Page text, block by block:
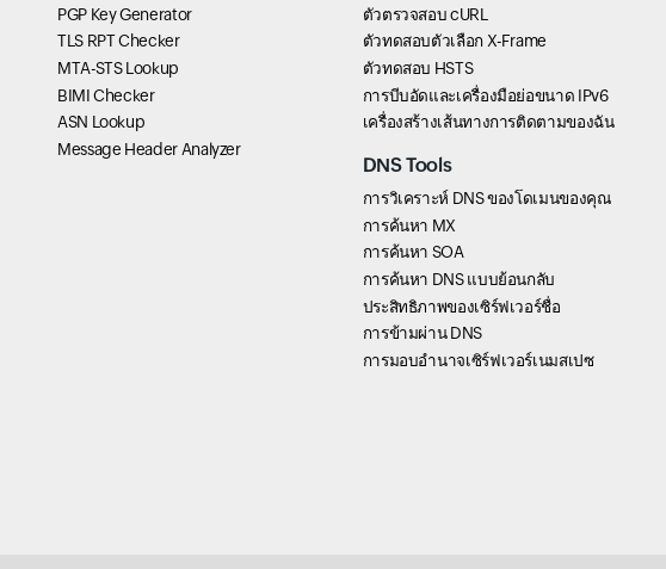
PGP Key Generator
TLS RPT Checker
MTA-STS Lookup
BIMI Checker
ASN Lookup
Message Header Analyzer
ตัวตรวจสอบ cURL
ตัวทดสอบตัวเลือก X-Frame
ตัวทดสอบ HSTS
การบีบอัดและเครื่องมือย่อขนาด IPv6
เครื่องสร้างเส้นทางการติดตามของฉัน
DNS Tools
การวิเคราะห์ DNS ของโดเมนของคุณ
การค้นหา MX
การค้นหา SOA
การค้นหา DNS แบบย้อนกลับ
ประสิทธิภาพของเซิร์ฟเวอร์ชื่อ
การข้ามผ่าน DNS
การมอบอำนาจเซิร์ฟเวอร์เนมสเปซ